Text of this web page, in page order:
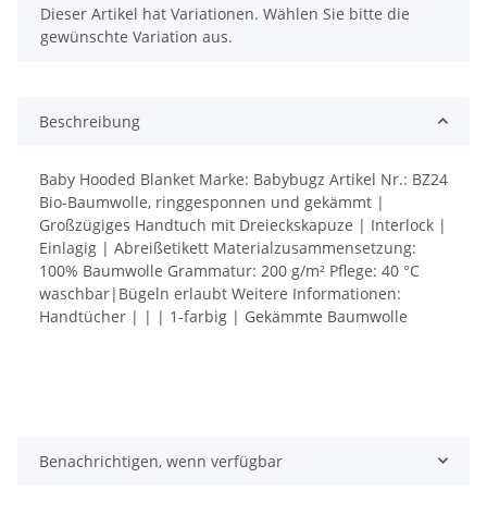
x
Dieser Artikel hat Variationen. Wählen Sie bitte die
gewünschte Variation aus.
Beschreibung
Baby Hooded Blanket Marke: Babybugz Artikel Nr.: BZ24
Bio-Baumwolle, ringgesponnen und gekämmt |
Großzügiges Handtuch mit Dreieckskapuze | Interlock |
Einlagig | Abreißetikett Materialzusammensetzung:
100% Baumwolle Grammatur: 200 g/m² Pflege: 40 °C
waschbar|Bügeln erlaubt Weitere Informationen:
Handtücher | | | 1-farbig | Gekämmte Baumwolle
Benachrichtigen, wenn verfügbar